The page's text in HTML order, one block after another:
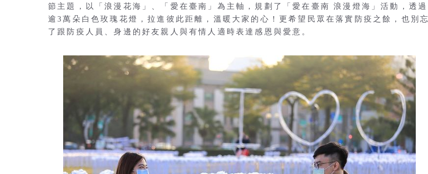
節主題，以「浪漫花海」、「愛在臺南」為主軸，規劃了「愛在臺南 浪漫燈海」活動，透過
逾3萬朵白色玫瑰花燈，拉進彼此距離，溫暖大家的心！更希望民眾在落實防疫之餘，也別忘
了跟防疫人員、身邊的好友親人與有情人適時表達感恩與愛意。